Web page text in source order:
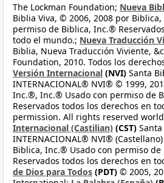
The Lockman Foundation; Nueva
Biblia Viva, © 2006, 2008 por
permiso de Biblica, Inc.®
todo el mundo.; Nueva Traducción
Biblia, Nueva Traducción Viviente,
Foundation, 2010. Todos los
Versión Internacional (NVI) Santa
INTERNACIONAL® NVI® © 1999,
Inc.®, Inc.® Usado con permiso de
Reservados todos los derechos en
permission. All rights reserved
Internacional (Castilian) (CST) Santa
INTERNACIONAL® NVI®
Biblica, Inc.® Usado con permiso
Reservados todos los derechos en
de Dios para Todos (PDT) © 2005,